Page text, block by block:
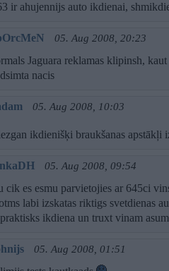
ir ahujennijs auto ikdienai,
05. Aug 2008, 20:23
Jaguara reklamas klipinsh,
nacis
05. Aug 2008, 10:03
ikdienišķi braukšanas
05. Aug 2008, 09:54
cik es esmu parvietojies ar 645ci
labi izskatas riktigs svetdienas
ikdiena un truxt vinam
05. Aug 2008, 01:51